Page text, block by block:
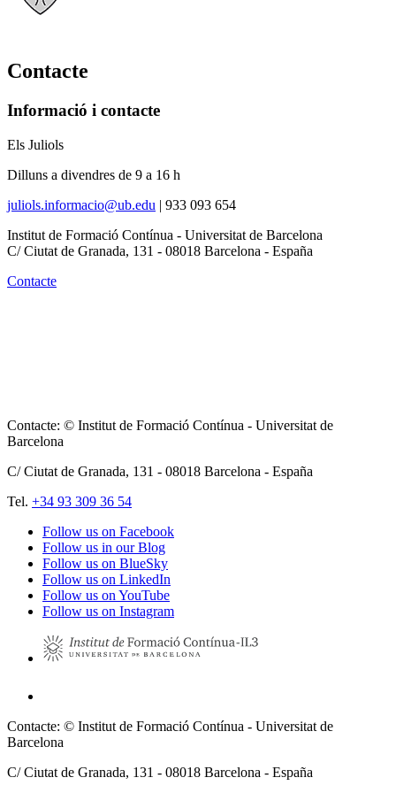
Contacte
Informació i contacte
Els Juliols
Dilluns a divendres de 9 a 16 h
juliols.informacio@ub.edu | 933 093 654
Institut de Formació Contínua - Universitat de Barcelona
C/ Ciutat de Granada, 131 - 08018 Barcelona - España
Contacte
Contacte: © Institut de Formació Contínua - Universitat de
Barcelona
C/ Ciutat de Granada, 131 - 08018 Barcelona - España
Tel. +34 93 309 36 54
Follow us on Facebook
Follow us in our Blog
Follow us on BlueSky
Follow us on LinkedIn
Follow us on YouTube
Follow us on Instagram
Contacte: © Institut de Formació Contínua - Universitat de
Barcelona
C/ Ciutat de Granada, 131 - 08018 Barcelona - España